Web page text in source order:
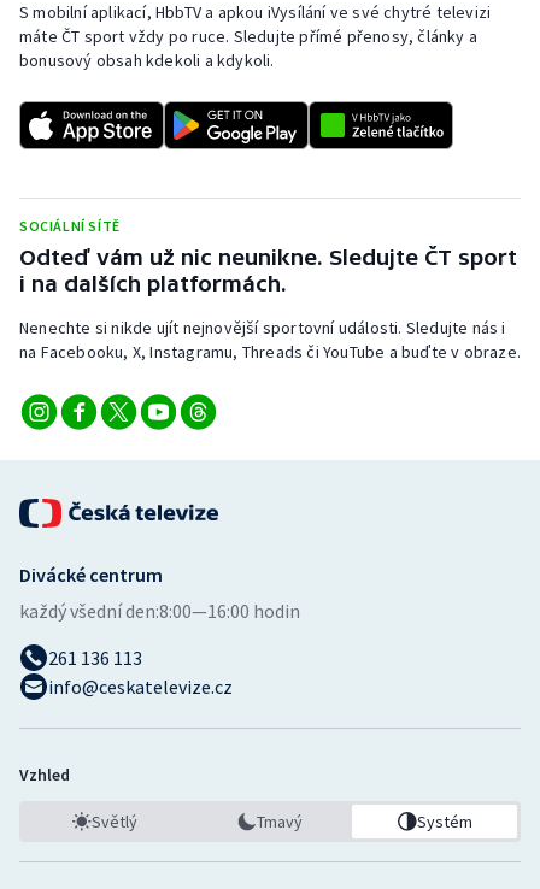
Plážový volejbal
Ragby
Rychlobruslení
Rychlostní kanoistika
Short track
Stolní tenis
Triatlon
Volejbal
Ostatní
S mobilní aplikací, HbbTV a apkou iVysílání ve své chytré televizi
máte ČT sport vždy po ruce. Sledujte přímé přenosy, články a
bonusový obsah kdekoli a kdykoli.
SOCIÁLNÍ SÍTĚ
Odteď vám už nic neunikne. Sledujte ČT sport
i na dalších platformách.
Nenechte si nikde ujít nejnovější sportovní události. Sledujte nás i
na Facebooku, X, Instagramu, Threads či YouTube a buďte v obraze.
Divácké centrum
každý všední den:8:00—16:00 hodin
261 136 113
info@ceskatelevize.cz
Vzhled
Světlý Tmavý Systém